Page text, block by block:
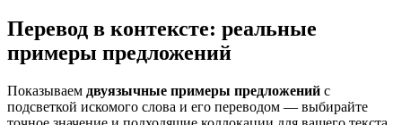
Перевод в контексте: реальные
примеры предложений
Показываем двуязычные примеры предложений с
подсветкой искомого слова и его переводом — выбирайте